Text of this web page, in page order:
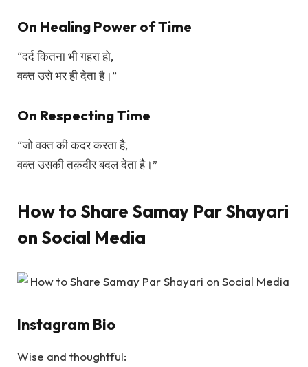
On Healing Power of Time
“दर्द कितना भी गहरा हो,
वक्त उसे भर ही देता है।”
On Respecting Time
“जो वक्त की कदर करता है,
वक्त उसकी तक़दीर बदल देता है।”
How to Share Samay Par Shayari
on Social Media
Instagram Bio
Wise and thoughtful: